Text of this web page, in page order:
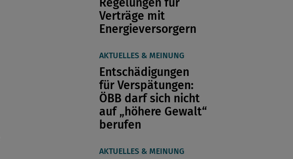
Verträge mit
Energieversorgern
AKTUELLES & MEINUNG
Entschädigungen
für Verspätungen:
ÖBB darf sich nicht
auf „höhere Gewalt“
berufen
AKTUELLES & MEINUNG